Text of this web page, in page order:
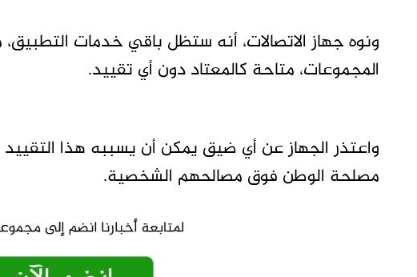
ونوه جهاز الاتصالات، أنه ستظل باقي خدمات التطبيق،
المجموعات، متاحة كالمعتاد دون أي تقييد.
واعتذر الجهاز عن أي ضيق يمكن أن يسببه هذا
مصلحة الوطن فوق مصالحهم الشخصية.